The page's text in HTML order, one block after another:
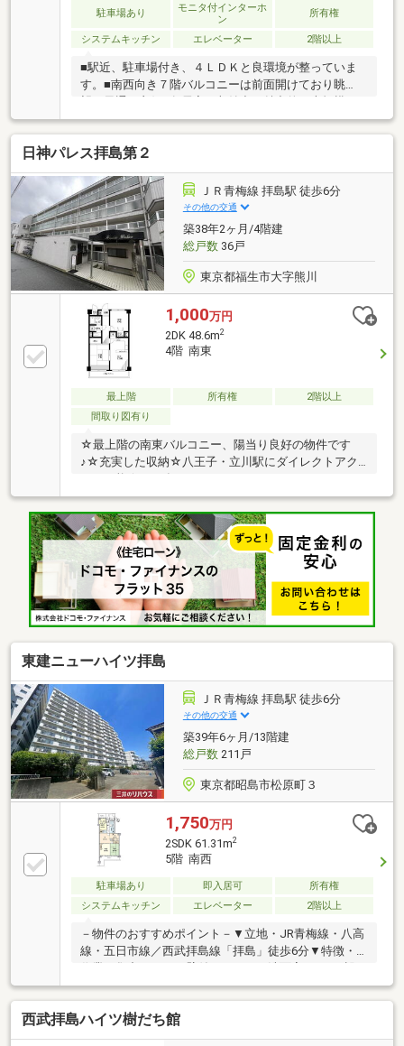
駐車場あり
モニタ付インターホ
ン
所有権
システムキッチン エレベーター 2階以上
■駅近、駐車場付き、４ＬＤＫと良環境が整っていま
す。■南西向き７階バルコニーは前面開けており眺
ンション■居住者は敷地内テニスコートが利用可能■エ
レベーター付き■複数路線利用可能な「拝島」駅徒歩
５分の好立地
日神パレス拝島第２
ＪＲ青梅線 拝島駅 徒歩6分
その他の交通
築38年2ヶ月/4階建
総戸数36戸
東京都福生市大字熊川
1,000万円
2DK 48.6m2
4階 南東
最上階 所有権
2階以上
間取り図有り
☆最上階の南東バルコニー、陽当り良好の物件です
♪☆充実した収納☆八王子・立川駅にダイレクトアク
給湯器交換
東建ニューハイツ拝島
ＪＲ青梅線 拝島駅 徒歩6分
その他の交通
築39年6ヶ月/13階建
総戸数211戸
東京都昭島市松原町３
1,750万円
2SDK 61.31m2
5階 南西
駐車場あり 即入居可
所有権
システムキッチン
エレベーター 2階以上
－物件のおすすめポイント－▼立地・JR青梅線・八高
線・五日市線／西武拝島線「拝島」徒歩6分▼特徴・
計、家事動線に配慮・窓・収納付のサービススペース
は多用途に活用可能・両面バルコニー仕様・住戸の独
立性を高める玄関ポーチ・即引渡し可能(残金精算
後)▼周辺環境・エコスTAIRAYA拝島店 徒歩3分(約
西武拝島ハイツ樹だち館